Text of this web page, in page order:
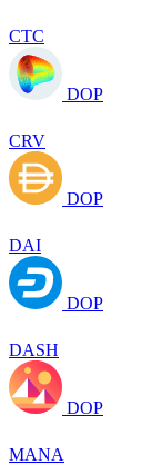
CTC
DOP
CRV
DOP
DAI
DOP
DASH
DOP
MANA